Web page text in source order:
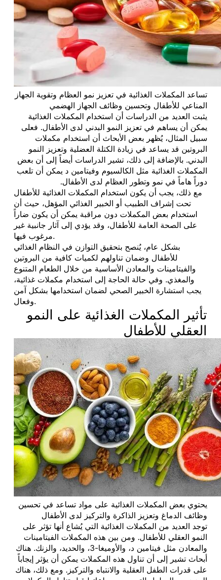
تساعد المكملات الغذائية في تعزيز نمو العظام وتقوية الجهاز
المناعي للأطفال وتحسين وظائف الجهاز الهضمي
يثبت العديد من الدراسات أن استخدام المكملات الغذائية
يمكن أن يساهم في تعزيز النمو البدني لدى الأطفال. فعلى
سبيل المثال، يُظهر بعض الأبحاث أن استخدام مكملات
البروتين قد يساعد في زيادة الكتلة العضلية وتعزيز النمو
البدني. بالإضافة إلى ذلك، تشير الدراسات أيضاً إلى أن بعض
المكملات الغذائية مثل الكالسيوم وفيتامين د يمكن أن تلعب
دوراً هاماً في نمو وتطور العظام لدى الأطفال.
مع ذلك، يجب أن يكون استخدام المكملات الغذائية للأطفال
تحت إشراف الطبيب أو الخبير الغذائي المؤهل، حيث أن
استخدام بعض المكملات دون مراقبة يمكن أن يكون ضاراً
على الصحة العامة للأطفال، وقد يؤدي إلى آثار جانبية غير
مرغوب فيها.
بشكل عام، يُنصح بتحقيق التوازن في النظام الغذائي
للأطفال وضمان تناولهم لكميات كافية من البروتين
والفيتامينات والمعادن الأساسية من خلال الطعام المتنوع
والمغذي. وفي حالة الحاجة إلى استخدام مكملات غذائية،
يجب استشارة الخبير الصحي لضمان استخدامها بشكل آمن
وفعال.
تأثير المكملات الغذائية على النمو
العقلي للأطفال
يحتوي بعض المكملات الغذائية على مواد تساعد في تحسين
وظائف الدماغ وتعزيز الذاكرة والتركيز لدى الأطفال
توجد العديد من المكملات الغذائية التي يُشاع أنها تؤثر على
النمو العقلي للأطفال. ومن بين هذه المكملات الفيتامينات
والمعادن مثل فيتامين د، والأوميغا-3، والحديد، والزنك. هناك
أبحاث تشير إلى أن تناول هذه المكملات يمكن أن يؤثر إيجاباً
على قدرات الطفل العقلية والانتباه والتركيز. ومع ذلك، هناك